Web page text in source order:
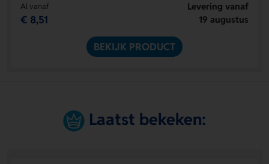
Al vanaf
€ 8,51
Levering vanaf
19 augustus
BEKIJK PRODUCT
Laatst bekeken: